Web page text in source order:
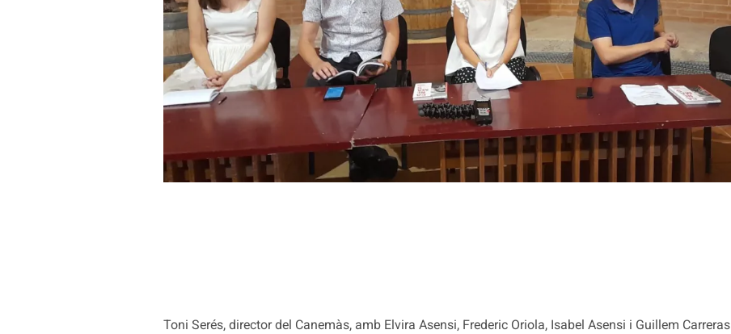
Toni Serés, director del Canemàs, amb Elvira Asensi, Frederic Oriola, Isabel Asensi i Guillem Carreras